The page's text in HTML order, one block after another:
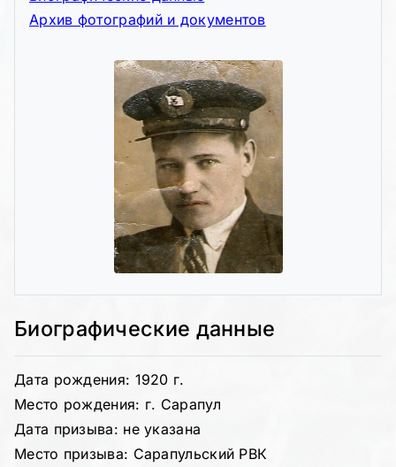
Биографические данные
Дата рождения: 1920 г.
Место рождения: г. Сарапул
Дата призыва: не указана
Место призыва: Сарапульский РВК
Архив фотографий и документов